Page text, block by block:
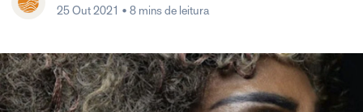
25 Out 2021 • 8 mins de leitura